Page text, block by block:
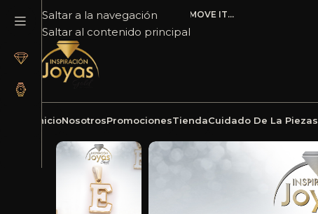
Saltar a la navegación
Saltar al contenido principal
ADD ANYTHING HERE OR JUST REMOVE IT…
InicioNosotrosPromocionesTiendaCuidado De La Piezas